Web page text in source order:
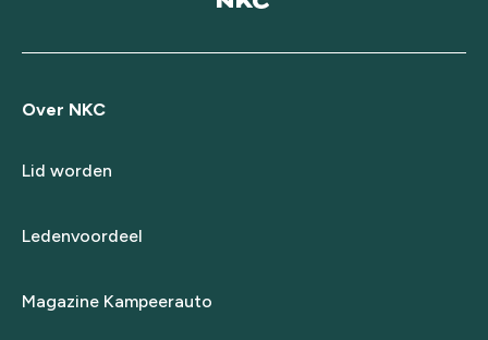
Over NKC
Lid worden
Ledenvoordeel
Magazine Kampeerauto